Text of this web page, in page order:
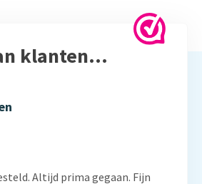
klanten…
Altijd prima gegaan. Fijn